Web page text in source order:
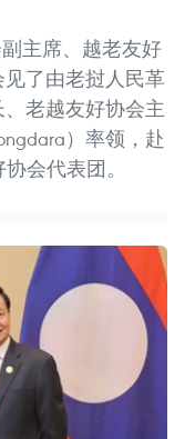
主席、越老友好
了由老挝人民革
老越友好协会主
）率领，赴
会代表团。